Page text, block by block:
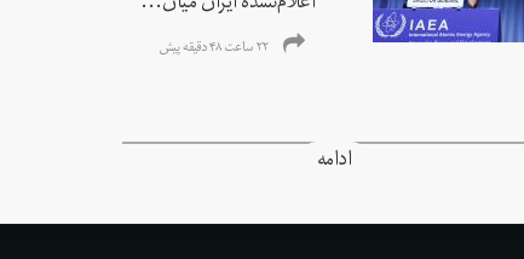
۲۲ ساعت ۴۸ دقیقه پیش
ادامه